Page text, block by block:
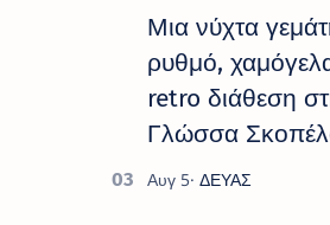
πλούσιο και
πρόγραμμα εκδ…
Μια νύχτα
ρυθμό,
retro διάθεση
Γλώσσα